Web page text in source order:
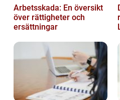
Arbetsskada: En översikt
över rättigheter och
ersättningar